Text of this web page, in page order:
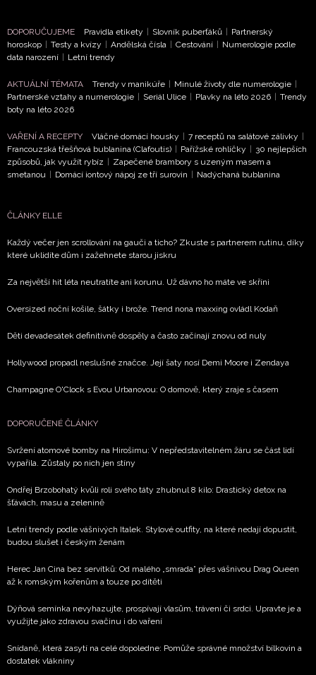
Chcete navíc dostávat i další zajímavé a exkluzivní
informace od našich partnerů? Pokud souhlasíte se
zpracováním údajů k tomuto účelu podle
soukromí BurdaMedia Extra s.r.o.
, zaškrtněte toto pole.
DOPORUČUJEME Pravidla etikety Slovník puberťáků
Partnerský
horoskop
Testy a kvízy Andělská čísla Cestování
Numerologie podle
data narození
Letní trendy
AKTUÁLNÍ TÉMATA Trendy v manikúře Minulé životy dle numerologie
Partnerské vztahy a numerologie
Seriál Ulice Plavky na léto 2026
Trendy
boty na léto 2026
VAŘENÍ A RECEPTY Vláčné domácí housky 7 receptů na salátové zálivky
Francouzská třešňová bublanina (Clafoutis)
Pařížské rohlíčky
30 nejlepších
způsobů, jak využít rybíz
Zapečené brambory s uzeným masem a
smetanou
Domácí iontový nápoj ze tří surovin Nadýchaná bublanina
ČLÁNKY ELLE
Každý večer jen scrollování na gauči a ticho? Zkuste s partnerem rutinu, díky
které uklidíte dům i zažehnete starou jiskru
Za největší hit léta neutratíte ani korunu. Už dávno ho máte ve skříni
Oversized noční košile, šátky i brože. Trend nona maxxing ovládl Kodaň
Děti devadesátek definitivně dospěly a často začínají znovu od nuly
Hollywood propadl neslušné značce. Její šaty nosí Demi Moore i Zendaya
Champagne O'Clock s Evou Urbanovou: O domově, který zraje s časem
DOPORUČENÉ ČLÁNKY
Svržení atomové bomby na Hirošimu: V nepředstavitelném žáru se část lidí
vypařila. Zůstaly po nich jen stíny
Ondřej Brzobohatý kvůli roli svého táty zhubnul 8 kilo: Drastický detox na
šťávách, masu a zelenině
Letní trendy podle vášnivých Italek. Stylové outfity, na které nedají dopustit,
budou slušet i českým ženám
Herec Jan Cina bez servítků: Od malého „smrada” přes vášnivou Drag Queen
až k romským kořenům a touze po dítěti
Dýňová semínka nevyhazujte, prospívají vlasům, trávení či srdci. Upravte je a
využijte jako zdravou svačinu i do vaření
Snídaně, která zasytí na celé dopoledne: Pomůže správné množství bílkovin a
dostatek vlákniny